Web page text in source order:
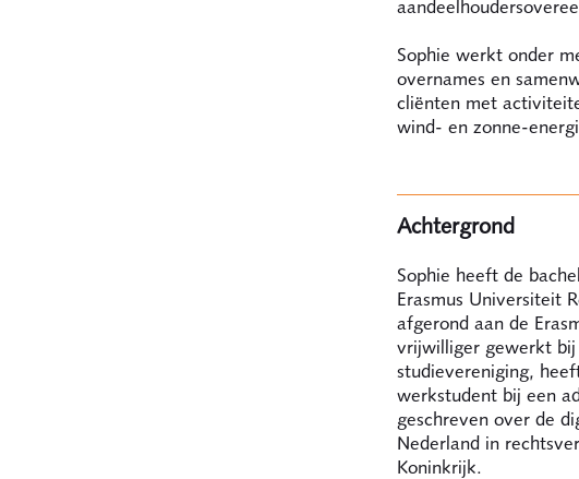
Sophie werkt onder
overnames en
cliënten met
wind- en zonne-
Achtergrond
Sophie heeft de
Erasmus Universiteit
afgerond aan de
vrijwilliger gewerkt
studievereniging,
werkstudent bij een
geschreven over de
Nederland in
Koninkrijk.